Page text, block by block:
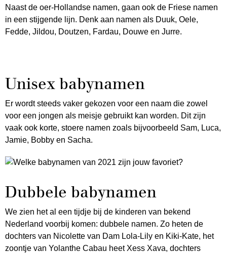
Naast de oer-Hollandse namen, gaan ook de Friese namen
in een stijgende lijn. Denk aan namen als Duuk, Oele,
Fedde, Jildou, Doutzen, Fardau, Douwe en Jurre.
Unisex babynamen
Er wordt steeds vaker gekozen voor een naam die zowel
voor een jongen als meisje gebruikt kan worden. Dit zijn
vaak ook korte, stoere namen zoals bijvoorbeeld Sam, Luca,
Jamie, Bobby en Sacha.
Dubbele babynamen
We zien het al een tijdje bij de kinderen van bekend
Nederland voorbij komen: dubbele namen. Zo heten de
dochters van Nicolette van Dam Lola-Lily en Kiki-Kate, het
zoontje van Yolanthe Cabau heet Xess Xava, dochters